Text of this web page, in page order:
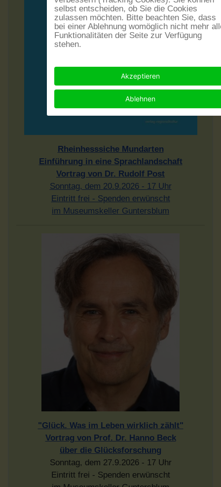
Rheinhesssiche Mundarten
Einführung in eine Sprachlandschaft
Vortrag von Dr. Rudolf Post
Sonntag, dem 20.9.2026 - 17 Uhr
Eintritt frei - Spenden erwünscht
im Museumskeller Guntersblum
"Glück. Was im Leben wirklich zählt"
Vortrag von Prof. Dr. Hanno Beck
über die Glücksforschung
Sonntag, dem 27.9.2026 - 17 Uhr
Eintritt frei - Spenden erwünscht
selbst entscheiden, ob Sie die Cookies
zulassen möchten. Bitte beachten Sie, dass
bei einer Ablehnung womöglich nicht mehr
Funktionalitäten der Seite zur Verfügung
stehen.
Akzeptieren
Ablehnen